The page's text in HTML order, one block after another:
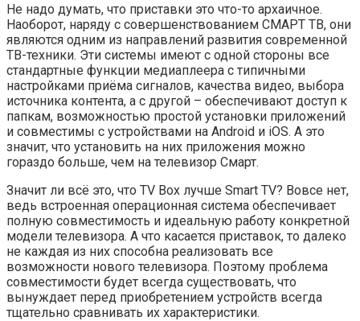
Не надо думать, что приставки это что-то архаичное.
Наоборот, наряду с совершенствованием СМАРТ ТВ, они
являются одним из направлений развития современной
ТВ-техники. Эти системы имеют с одной стороны все
стандартные функции медиаплеера с типичными
настройками приёма сигналов, качества видео, выбора
источника контента, а с другой – обеспечивают доступ к
папкам, возможностью простой установки приложений
и совместимы с устройствами на Android и iOS. А это
значит, что установить на них приложения можно
гораздо больше, чем на телевизор Смарт.
Значит ли всё это, что TV Box лучше Smart TV? Вовсе нет,
ведь встроенная операционная система обеспечивает
полную совместимость и идеальную работу конкретной
модели телевизора. А что касается приставок, то далеко
не каждая из них способна реализовать все
возможности нового телевизора. Поэтому проблема
совместимости будет всегда существовать, что
вынуждает перед приобретением устройств всегда
тщательно сравнивать их характеристики.